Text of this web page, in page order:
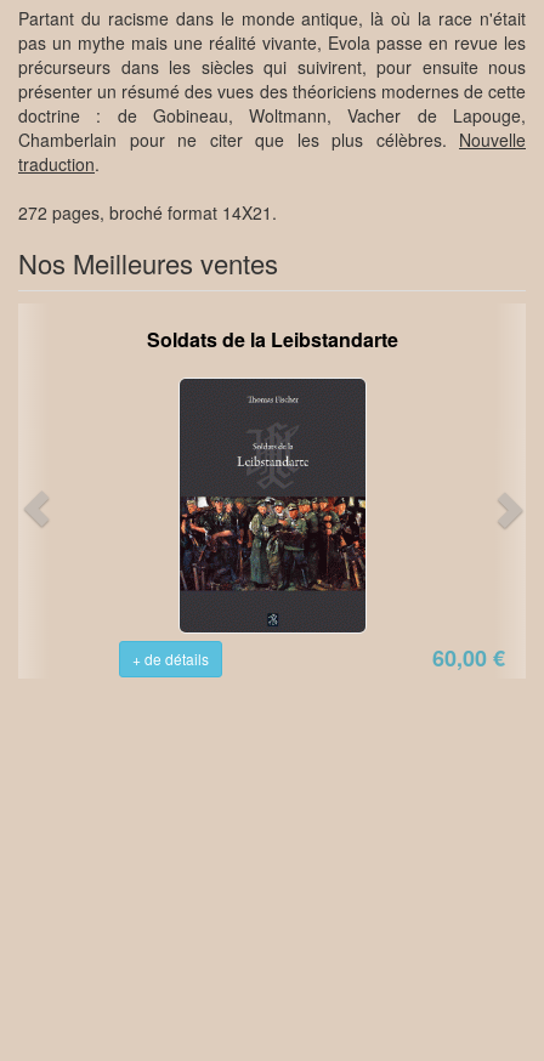
Partant du racisme dans le monde antique, là où la race n'était
pas un mythe mais une réalité vivante, Evola passe en revue les
précurseurs dans les siècles qui suivirent, pour ensuite nous
présenter un résumé des vues des théoriciens modernes de cette
doctrine : de Gobineau, Woltmann, Vacher de Lapouge,
Chamberlain pour ne citer que les plus célèbres. Nouvelle
traduction.
272 pages, broché format 14X21.
Nos Meilleures ventes
Soldats de la Leibstandarte
+ de détails 60,00 €